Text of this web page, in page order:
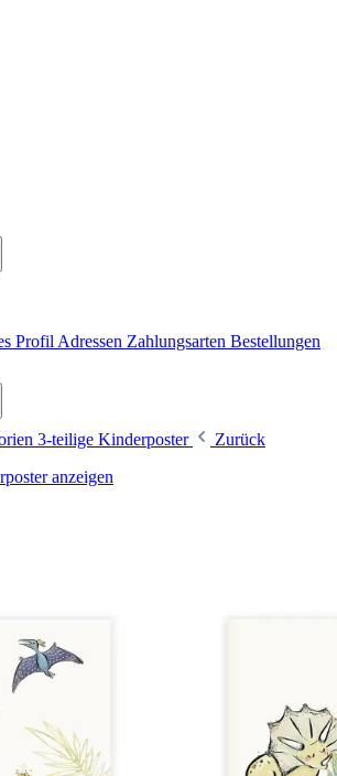
Profil Adressen Zahlungsarten Bestellungen
3-teilige Kinderposter
Zurück
anzeigen